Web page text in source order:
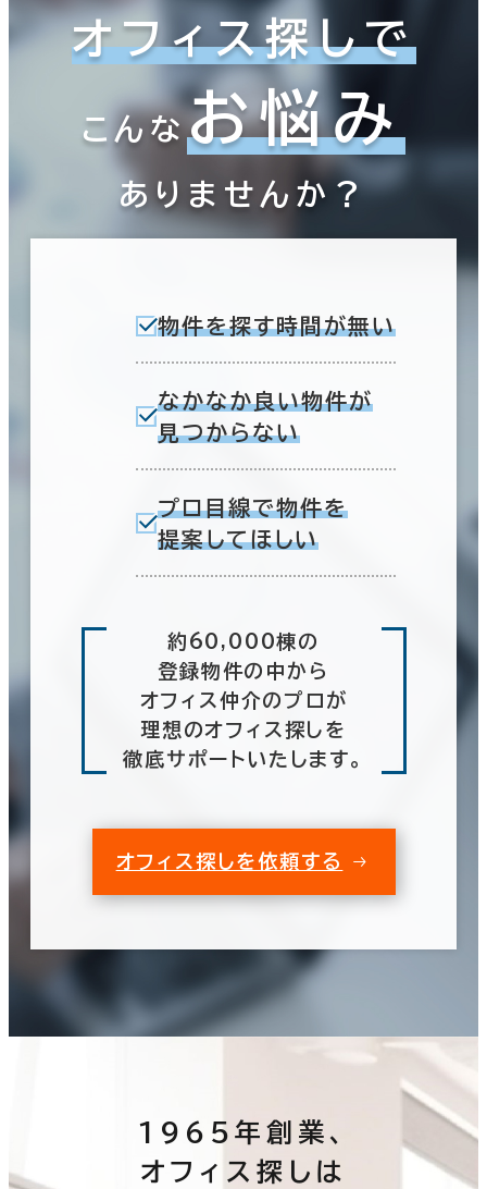
オフィス探しで
こんなお悩み
ありませんか？
物件を探す時間が無い
なかなか良い物件が
見つからない
プロ目線で物件を
提案してほしい
約60,000棟の
登録物件の中から
オフィス仲介のプロが
理想のオフィス探しを
徹底サポートいたします。
オフィス探しを依頼する
1965年創業、
オフィス探しは